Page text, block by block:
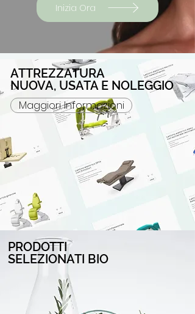
Inizia Ora
ATTREZZATURA
NUOVA, USATA E NOLEGGIO
Maggiori Informazioni
PRODOTTI
SELEZIONATI BIO